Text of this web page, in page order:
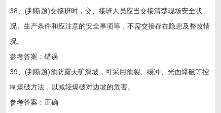
38、(判断题)交接班时，交、接班人员应当交接清楚现场安全状
况、生产条件和应注意的安全事项等，不需交接存在隐患及整改情
况。
参考答案：错误
39、(判断题)预防露天矿滑坡，可采用预裂、缓冲、光面爆破等控
制爆破方法，以减轻爆破对边坡的危害。
参考答案：正确